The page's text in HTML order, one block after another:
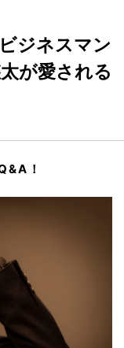
ジネスマン
が愛される
！